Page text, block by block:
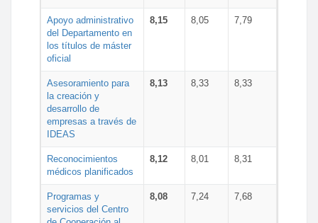
Apoyo administrativo
del Departamento en
los títulos de máster
oficial
8,15 8,05 7,79
Asesoramiento para
la creación y
desarrollo de
empresas a través de
IDEAS
8,13 8,33 8,33
Reconocimientos
médicos planificados
8,12 8,01 8,31
Programas y
servicios del Centro
8,08 7,24 7,68